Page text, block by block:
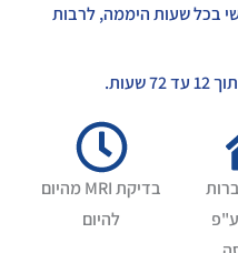
– מענה אנושי בכל שעות היממה, לרבות
בדיקת MRI מהיום
להיום